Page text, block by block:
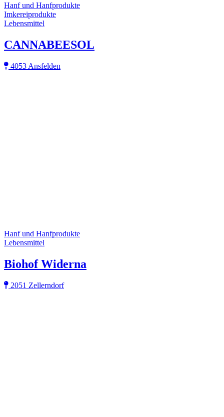
Hanf und Hanfprodukte
Imkereiprodukte
Lebensmittel
CANNABEESOL
4053 Ansfelden
Hanf und Hanfprodukte
Lebensmittel
Biohof Widerna
2051 Zellerndorf